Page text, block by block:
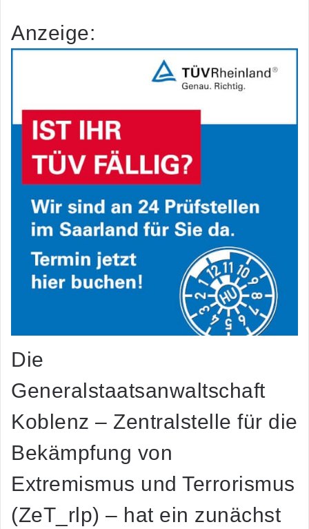
Anzeige:
Die
Generalstaatsanwaltschaft
Koblenz – Zentralstelle für die
Bekämpfung von
Extremismus und Terrorismus
(ZeT_rlp) – hat ein zunächst